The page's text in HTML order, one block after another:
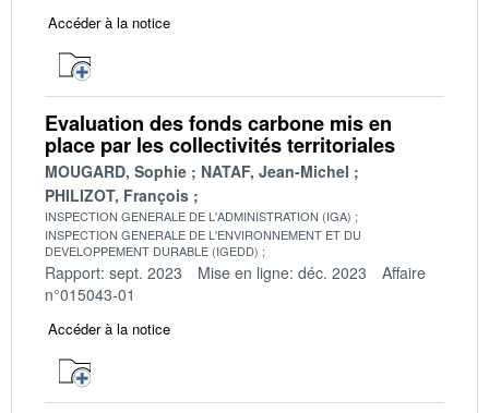
Accéder à la notice
Evaluation des fonds carbone mis en
place par les collectivités territoriales
MOUGARD, Sophie
NATAF, Jean-Michel
PHILIZOT, François
INSPECTION GENERALE DE L'ADMINISTRATION (IGA)
INSPECTION GENERALE DE L'ENVIRONNEMENT ET DU
DEVELOPPEMENT DURABLE (IGEDD)
Rapport: sept. 2023 Mise en ligne: déc. 2023
Affaire
n°015043-01
Accéder à la notice